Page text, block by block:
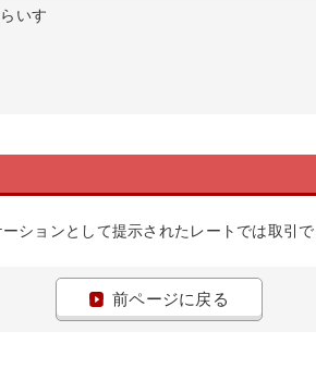
いす
ションとして提示されたレートでは取引で
前ページに戻る